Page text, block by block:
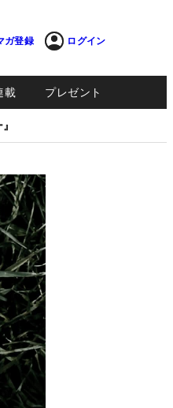
ガ登録 ログイン
載 プレゼント